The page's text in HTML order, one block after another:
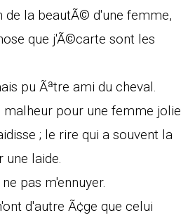
de la beautÃ© d'une femme,
que j'Ã©carte sont les
pu Ãªtre ami du cheval.
malheur pour une femme jolie
; le rire qui a souvent la
laide.
pas m'ennuyer.
d'autre Ã¢ge que celui